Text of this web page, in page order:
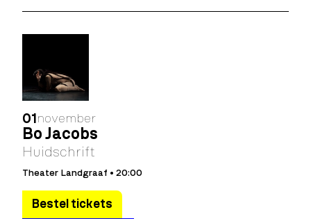
01 november
Bo Jacobs
Huidschrift
Theater Landgraaf • 20:00
Bestel tickets